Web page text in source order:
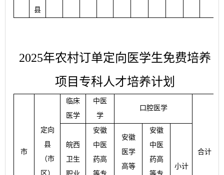
县
2025年农村订单定向医学生免费培养
项目专科人才培养计划
市
定向
县
（市
区）
临床
医学
中医
学
口腔医学
合计
皖西
卫生
安徽
中医
药高
安徽
医学
高等
安徽
中医
药高
小计